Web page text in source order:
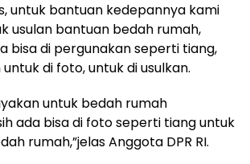
untuk bantuan kedepannya kami
usulan bantuan bedah rumah,
bisa di pergunakan seperti tiang,
di foto, untuk di usulkan.
untuk bedah rumah
ada bisa di foto seperti tiang untuk
rumah,”jelas Anggota DPR RI.